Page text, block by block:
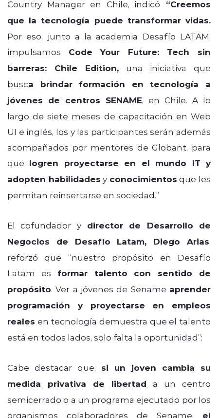
Country Manager en Chile, indicó “Creemos
que la tecnología puede transformar vidas.
Por eso, junto a la academia Desafío LATAM,
impulsamos Code Your Future: Tech sin
barreras: Chile Edition, una iniciativa que
busca brindar formación en tecnología a
jóvenes de centros SENAME, en Chile. A lo
largo de siete meses de capacitación en Web
UI e inglés, los y las participantes serán además
acompañados por mentores de Globant, para
que logren proyectarse en el mundo IT y
adopten habilidades y conocimientos que les
permitan reinsertarse en sociedad.”
El cofundador ydirector de Desarrollo de
Negocios de Desafío Latam, Diego Arias,
reforzó que “nuestro propósito en Desafío
Latam es formar talento con sentido de
propósito. Ver a jóvenes de Sename aprender
programación y proyectarse en empleos
reales en tecnología demuestra que el talento
está en todos lados, solo falta la oportunidad”:
Cabe destacar que, si un joven cambia su
medida privativa de libertad a un centro
semicerrado o a un programa ejecutado por los
organismos colaboradores de Sename, el